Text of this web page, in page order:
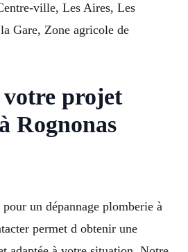
ville, Les Aires, Les
Gare, Zone agricole de
projet
Rognonas
un dépannage plomberie à
permet d obtenir une